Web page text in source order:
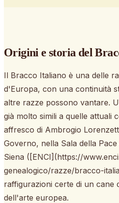
Origini e storia del
Il Bracco Italiano è una delle
d'Europa, con una continuità
altre razze possono vantare.
già molto simili a quelle attuali
affresco di Ambrogio
Governo, nella Sala della
Siena ([ENCI](https://
genealogico/razze/bracco-
raffigurazioni certe di un cane
dell'arte europea.